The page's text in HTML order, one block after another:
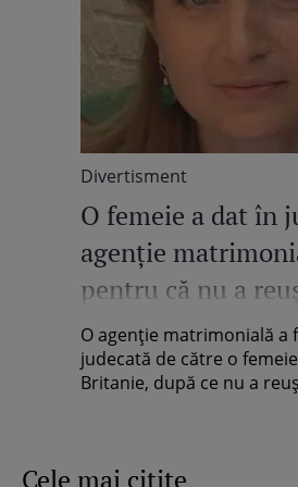
Divertisment
O femeie a dat în
agenție
pentru că nu a
găsească un soț
O agenție matrimonială a
judecată de către o
Britanie, după ce nu a
Cele mai citite